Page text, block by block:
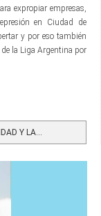
expropiar empresas,
en Ciudad de
y por eso también
de la Liga Argentina por
Y LA...